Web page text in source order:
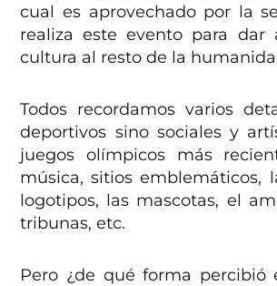
cual es aprovechado por la
realiza este evento para dar
cultura al resto de la
Todos recordamos varios
deportivos sino sociales y
juegos olímpicos más
música, sitios emblemáticos,
logotipos, las mascotas, el
tribunas, etc.
Pero ¿de qué forma percibió